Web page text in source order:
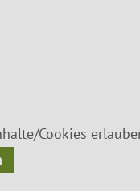
Cookies